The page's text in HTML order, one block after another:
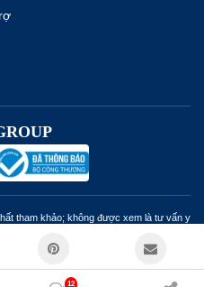
12
tham khảo; không được xem là tư vấn y
trừ trách nhiệm